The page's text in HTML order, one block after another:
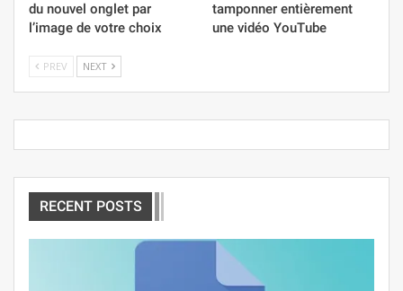
du nouvel onglet par
l’image de votre choix
tamponner entièrement
une vidéo YouTube
PREV NEXT
RECENT POSTS